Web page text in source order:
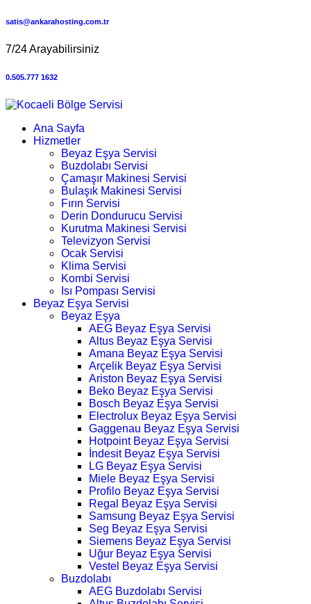
satis@ankarahosting.com.tr
7/24 Arayabilirsiniz
0.505.777 1632
Ana Sayfa
Hizmetler
Beyaz Eşya Servisi
Buzdolabı Servisi
Çamaşır Makinesi Servisi
Bulaşık Makinesi Servisi
Fırın Servisi
Derin Dondurucu Servisi
Kurutma Makinesi Servisi
Televizyon Servisi
Ocak Servisi
Klima Servisi
Kombi Servisi
Isı Pompası Servisi
Beyaz Eşya Servisi
Beyaz Eşya
AEG Beyaz Eşya Servisi
Altus Beyaz Eşya Servisi
Amana Beyaz Eşya Servisi
Arçelik Beyaz Eşya Servisi
Ariston Beyaz Eşya Servisi
Beko Beyaz Eşya Servisi
Bosch Beyaz Eşya Servisi
Electrolux Beyaz Eşya Servisi
Gaggenau Beyaz Eşya Servisi
Hotpoint Beyaz Eşya Servisi
İndesit Beyaz Eşya Servisi
LG Beyaz Eşya Servisi
Miele Beyaz Eşya Servisi
Profilo Beyaz Eşya Servisi
Regal Beyaz Eşya Servisi
Samsung Beyaz Eşya Servisi
Seg Beyaz Eşya Servisi
Siemens Beyaz Eşya Servisi
Uğur Beyaz Eşya Servisi
Vestel Beyaz Eşya Servisi
Buzdolabı
AEG Buzdolabı Servisi